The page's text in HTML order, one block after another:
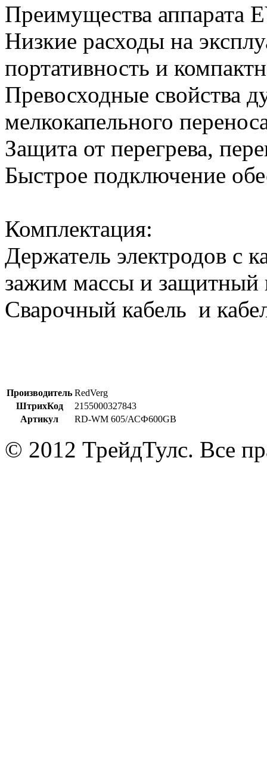
Преимущества аппарата
Низкие расходы на
портативность и
Превосходные свойства
мелкокапельного
Защита от перегрева,
Быстрое подключение
Комплектация:
Держатель электродов с
зажим массы и защитный
Сварочный кабель и
Производитель RedVerg
ШтрихКод
2155000327843
Артикул
RD-WM 605/АСФ600GB
© 2012 ТрейдТулс. Все